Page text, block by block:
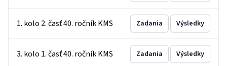
1. kolo 2. časť 40. ročník KMS Zadania Výsledky
3. kolo 1. časť 40. ročník KMS Zadania Výsledky